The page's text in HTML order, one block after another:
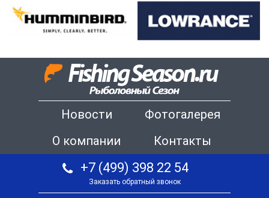
Новости
Фотогалерея
О компании
Контакты
+7 (499) 398 22 54
Заказать обратный звонок